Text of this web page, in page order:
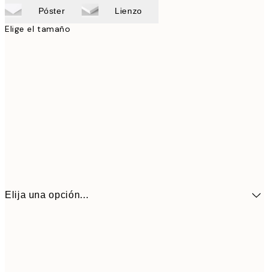
Póster Lienzo
Elige el tamaño
Elija una opción...